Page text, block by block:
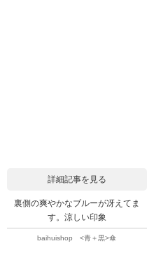
詳細記事を見る
裏側の爽やかなブルーが冴えてま
す。涼しい印象
baihuishop <青＋黒>傘